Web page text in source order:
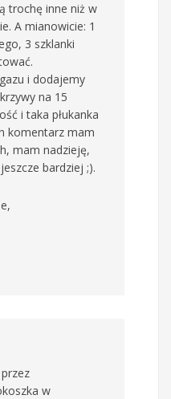
trochę inne niż w
A mianowicie: 1
3 szklanki
i dodajemy
na 15
i taka płukanka
komentarz mam
mam nadzieję,
bardziej ;).
przez
w